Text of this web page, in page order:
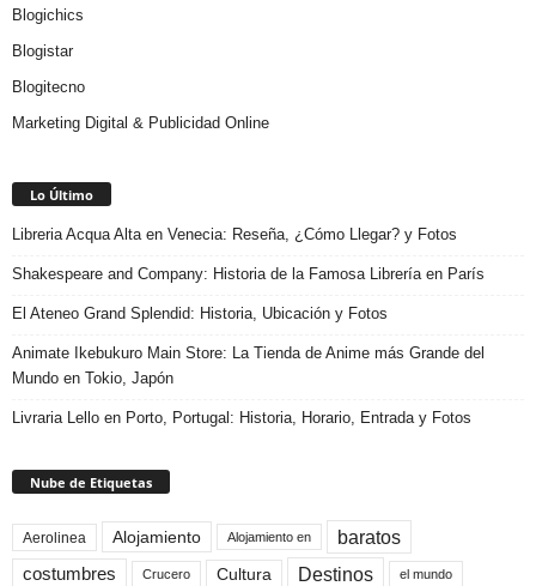
Blogichics
Blogistar
Blogitecno
Marketing Digital & Publicidad Online
Lo Último
Libreria Acqua Alta en Venecia: Reseña, ¿Cómo Llegar? y Fotos
Shakespeare and Company: Historia de la Famosa Librería en París
El Ateneo Grand Splendid: Historia, Ubicación y Fotos
Animate Ikebukuro Main Store: La Tienda de Anime más Grande del
Mundo en Tokio, Japón
Livraria Lello en Porto, Portugal: Historia, Horario, Entrada y Fotos
Nube de Etiquetas
Aerolinea Alojamiento Alojamiento en baratos
costumbres Crucero Cultura Destinos el mundo